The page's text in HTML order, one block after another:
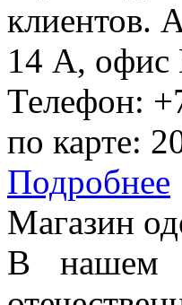
клиентов.
14 А,
Телефон:
по карте:
Подробнее
Магазин
В нашем